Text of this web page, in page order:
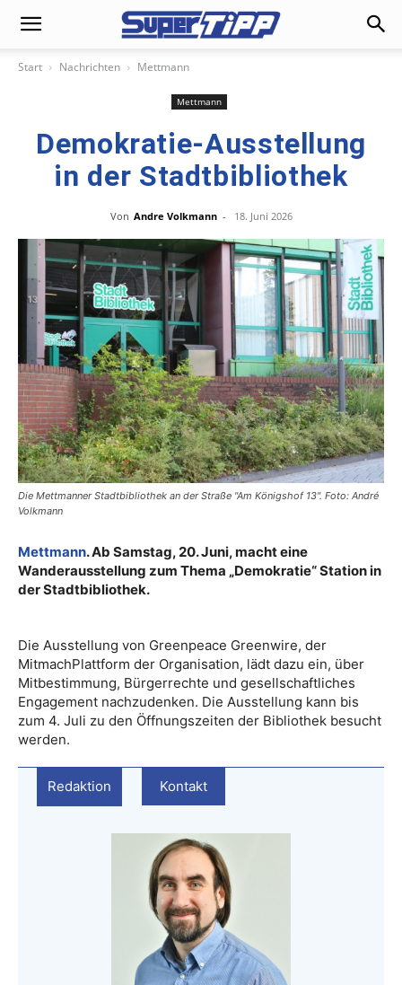
Start Nachrichten Mettmann
Mettmann
Demokratie-Ausstellung
in der Stadtbibliothek
Von Andre Volkmann - 18. Juni 2026
Die Mettmanner Stadtbibliothek an der Straße "Am Königshof 13". Foto: André
Volkmann
Mettmann. Ab Samstag, 20. Juni, macht eine
Wanderausstellung zum Thema „Demokratie“ Station in
der Stadtbibliothek.
Die Ausstellung von Greenpeace Greenwire, der
MitmachPlattform der Organisation, lädt dazu ein, über
Mitbestimmung, Bürgerrechte und gesellschaftliches
Engagement nachzudenken. Die Ausstellung kann bis
zum 4. Juli zu den Öffnungszeiten der Bibliothek besucht
werden.
Redaktion Kontakt